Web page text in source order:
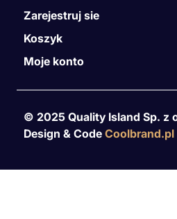
Zarejestruj sie
Koszyk
Moje konto
© 2025 Quality Island Sp. z
Design & Code Coolbrand.pl